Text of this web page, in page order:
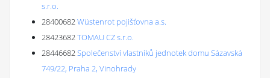
s.r.o.
28400682Wüstenrot pojišťovna a.s.
28423682TOMAU CZ s.r.o.
28446682Společenství vlastníků jednotek domu Sázavská
749/22, Praha 2, Vinohrady